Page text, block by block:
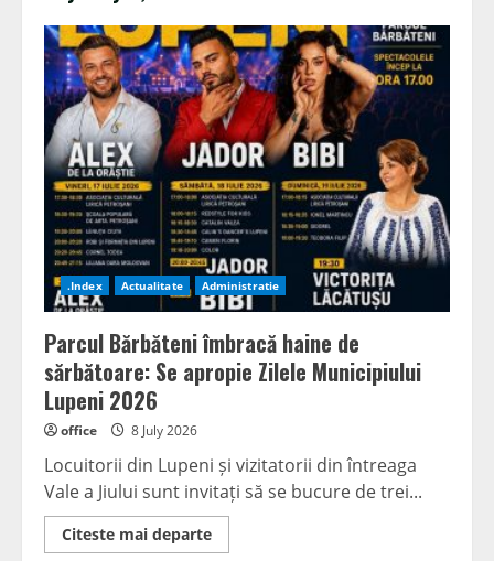
.Index Actualitate Administratie
Parcul Bărbăteni îmbracă haine de
sărbătoare: Se apropie Zilele Municipiului
Lupeni 2026
office 8 July 2026
Locuitorii din Lupeni și vizitatorii din întreaga
Vale a Jiului sunt invitați să se bucure de trei...
Citeste mai departeRead
more